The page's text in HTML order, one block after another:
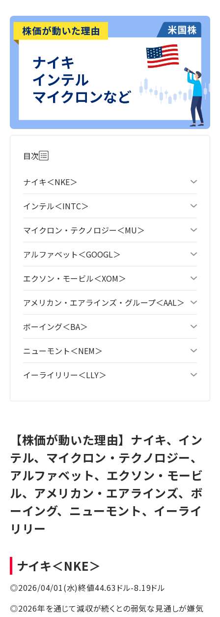
目次
ナイキ＜NKE＞
インテル＜INTC＞
マイクロン・テクノロジー＜MU＞
アルファベット＜GOOGL＞
エクソン・モービル＜XOM＞
アメリカン・エアラインズ・グループ＜AAL＞
ボーイング＜BA＞
ニューモント＜NEM＞
イーライリリー＜LLY＞
【株価が動いた理由】ナイキ、イン
テル、マイクロン・テクノロジー、
アルファベット、エクソン・モービ
ル、アメリカン・エアラインズ、ボ
ーイング、ニューモント、イーライ
リリー
ナイキ＜NKE＞
◎2026/04/01(水)終値44.63ドル-8.19ドル
◎2026年を通じて減収が続くとの弱気な見通しが嫌気